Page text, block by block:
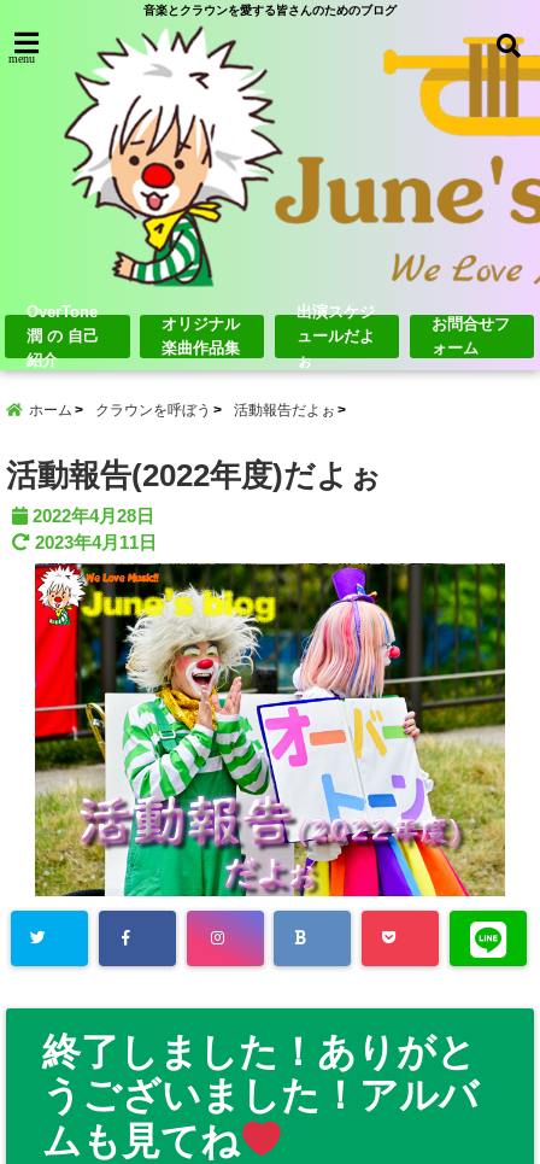
音楽とクラウンを愛する皆さんのためのブログ
menu
OverTone
潤 の 自己
紹介
オリジナル
楽曲作品集
出演スケジ
ュールだよ
ぉ
お問合せフ
ォーム
ホーム クラウンを呼ぼう 活動報告だよぉ
活動報告(2022年度)だよぉ
2022年4月28日
2023年4月11日
終了しました！ありがと
うございました！アルバ
ムも見てね